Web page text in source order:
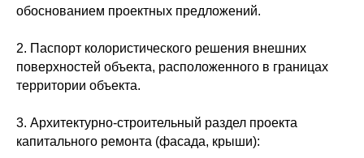
обоснованием проектных предложений.
2. Паспорт колористического решения внешних
поверхностей объекта, расположенного в границах
территории объекта.
3. Архитектурно-строительный раздел проекта
капитального ремонта (фасада, крыши):